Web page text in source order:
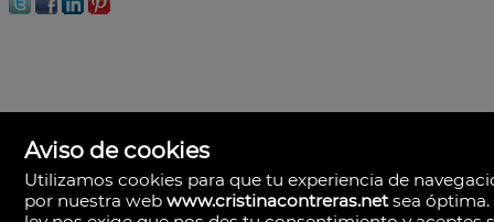
Aviso de cookies
Utilizamos cookies para que tu experiencia de
por nuestra webwww.cristinacontreras.netsea óptima.